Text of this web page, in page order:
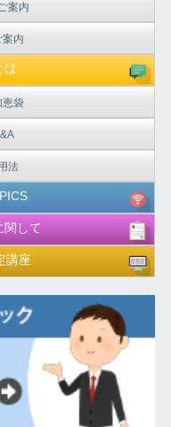
案内
内
は
恵袋
法
関して
講座